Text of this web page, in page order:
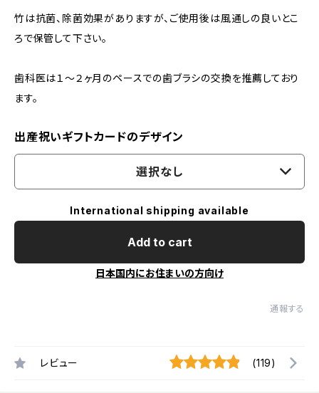
竹は抗菌、除菌効果がありますが、ご使用後は風通しの良いとこ
ろで保管して下さい。
歯科医は１～２ヶ月のペースでの歯ブラシの交換を推薦しており
ます。
出産祝いギフトカードのデザイン
選択なし
International shipping available
Add to cart
日本国内にお住まいの方向け
通報する
レビュー (119)